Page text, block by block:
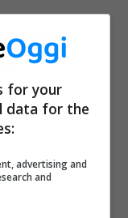
for your
data for the
advertising and
and